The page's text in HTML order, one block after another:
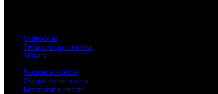
О проекте
Тематические статьи
Услуги
Частые вопросы
Оформление заказа
Безопасная оплата